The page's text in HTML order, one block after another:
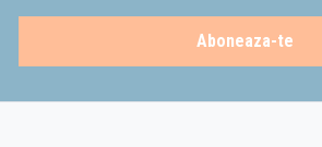
Aboneaza-te